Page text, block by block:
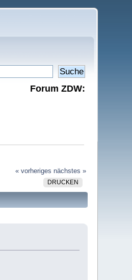
Forum ZDW:
« vorheriges nächstes »
DRUCKEN